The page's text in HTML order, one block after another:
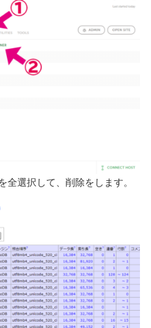
全選択して、削除をします。